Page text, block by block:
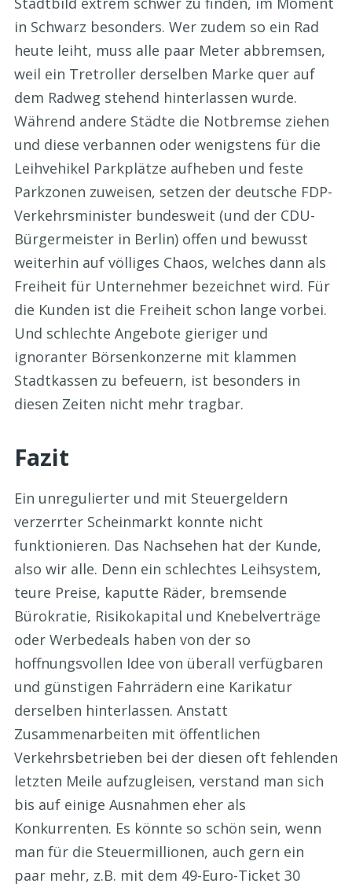
in Schwarz besonders. Wer zudem so ein Rad
heute leiht, muss alle paar Meter abbremsen,
weil ein Tretroller derselben Marke quer auf
dem Radweg stehend hinterlassen wurde.
Während andere Städte die Notbremse ziehen
und diese verbannen oder wenigstens für die
Leihvehikel Parkplätze aufheben und feste
Parkzonen zuweisen, setzen der deutsche FDP-
Verkehrsminister bundesweit (und der CDU-
Bürgermeister in Berlin) offen und bewusst
weiterhin auf völliges Chaos, welches dann als
Freiheit für Unternehmer bezeichnet wird. Für
die Kunden ist die Freiheit schon lange vorbei.
Und schlechte Angebote gieriger und
ignoranter Börsenkonzerne mit klammen
Stadtkassen zu befeuern, ist besonders in
diesen Zeiten nicht mehr tragbar.
Fazit
Ein unregulierter und mit Steuergeldern
verzerrter Scheinmarkt konnte nicht
funktionieren. Das Nachsehen hat der Kunde,
also wir alle. Denn ein schlechtes Leihsystem,
teure Preise, kaputte Räder, bremsende
Bürokratie, Risikokapital und Knebelverträge
oder Werbedeals haben von der so
hoffnungsvollen Idee von überall verfügbaren
und günstigen Fahrrädern eine Karikatur
derselben hinterlassen. Anstatt
Zusammenarbeiten mit öffentlichen
Verkehrsbetrieben bei der diesen oft fehlenden
letzten Meile aufzugleisen, verstand man sich
bis auf einige Ausnahmen eher als
Konkurrenten. Es könnte so schön sein, wenn
man für die Steuermillionen, auch gern ein
paar mehr, z.B. mit dem 49-Euro-Ticket 30